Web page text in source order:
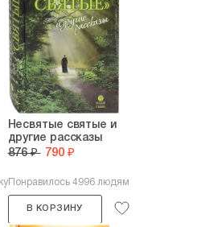
Несвятые святые и
другие рассказы
876 ₽ 790 ₽
Понравилось 4996 людям
В КОРЗИНУ